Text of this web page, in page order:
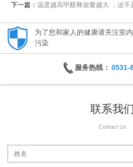
下一篇：温度越高甲醛释放量越大 ，这不
为了您和家人的健康请关注室
污染
服务热线： 0531-
联系我们
Contact Us